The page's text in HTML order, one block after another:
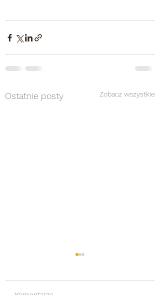
Ostatnie posty Zobacz wszystkie